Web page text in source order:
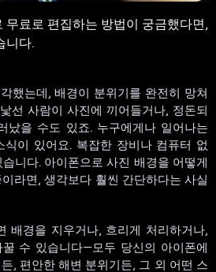
무료로 편집하는 방법이 궁금했다면,
니다.
했는데, 배경이 분위기를 완전히 망쳐
선 사람이 사진에 끼어들거나, 정돈되
났을 수도 있죠. 누구에게나 일어나는
식이 있어요. 복잡한 장비나 컴퓨터 없
니다. 아이폰으로 사진 배경을 어떻게
라면, 생각보다 훨씬 간단하다는 사실
배경을 지우거나, 흐리게 처리하거나,
수 있습니다—모두 당신의 아이폰에
, 편안한 해변 분위기든, 그 외 어떤 스